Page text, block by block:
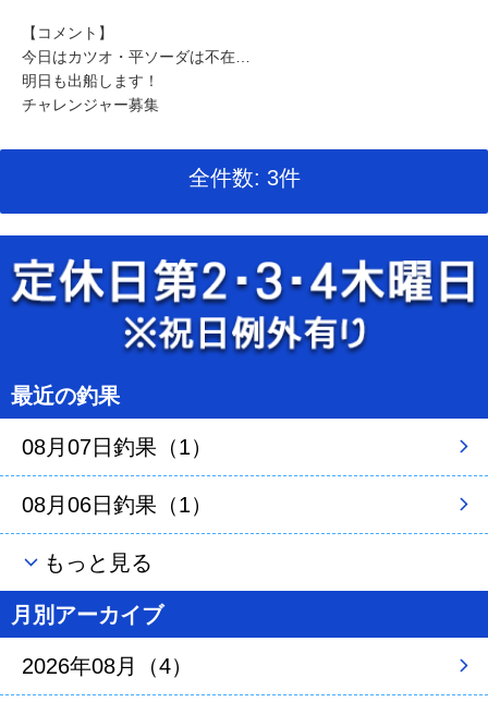
【コメント】
今日はカツオ・平ソーダは不在…
明日も出船します！
チャレンジャー募集
全件数: 3件
最近の釣果
08月07日釣果（1）
08月06日釣果（1）
もっと見る
月別アーカイブ
2026年08月（4）